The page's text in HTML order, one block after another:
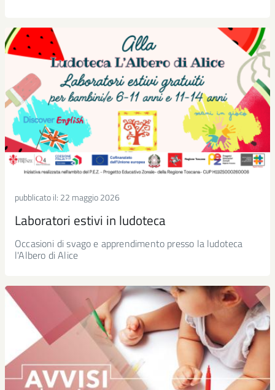
pubblicato il: 22 maggio 2026
Laboratori estivi in ludoteca
Occasioni di svago e apprendimento presso la ludoteca
l'Albero di Alice